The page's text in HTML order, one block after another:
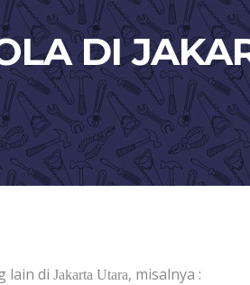
DI
lain di Jakarta Utara, misalnya :